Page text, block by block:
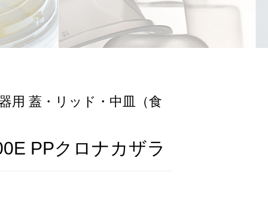
用 蓋・リッド・中皿（食
PPクロナカザラ